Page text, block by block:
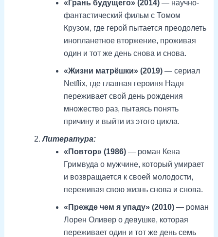
«Грань будущего» (2014)— научно-
фантастический фильм с Томом
Крузом, где герой пытается преодолеть
инопланетное вторжение, проживая
один и тот же день снова и снова.
«Жизни матрёшки» (2019)— сериал
Netflix, где главная героиня Надя
переживает свой день рождения
множество раз, пытаясь понять
причину и выйти из этого цикла.
Литература:
«Повтор» (1986)— роман Кена
Гримвуда о мужчине, который умирает
и возвращается к своей молодости,
переживая свою жизнь снова и снова.
«Прежде чем я упаду» (2010)— роман
Лорен Оливер о девушке, которая
переживает один и тот же день семь